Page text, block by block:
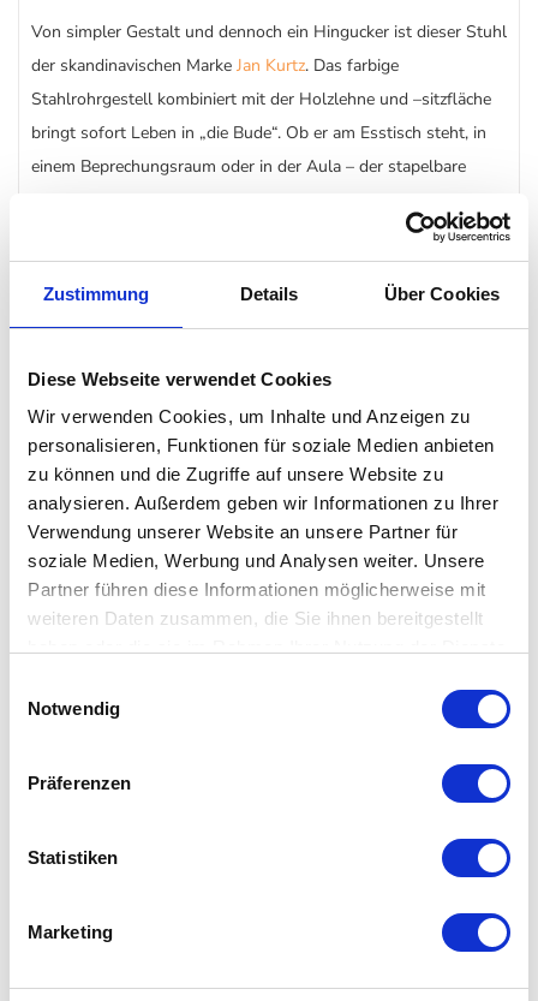
Zustimmung Details Über Cookies
Diese Webseite verwendet Cookies
Wir verwenden Cookies, um Inhalte und Anzeigen zu
personalisieren, Funktionen für soziale Medien anbieten
zu können und die Zugriffe auf unsere Website zu
analysieren. Außerdem geben wir Informationen zu Ihrer
Verwendung unserer Website an unsere Partner für
soziale Medien, Werbung und Analysen weiter. Unsere
Partner führen diese Informationen möglicherweise mit
weiteren Daten zusammen, die Sie ihnen bereitgestellt
Datenschutzerklärung
Notwendig
Präferenzen
Statistiken
Marketing
Von simpler Gestalt und dennoch ein Hingucker ist dieser Stuhl
der skandinavischen Marke Jan Kurtz. Das farbige
Stahlrohrgestell kombiniert mit der Holzlehne und –sitzfläche
bringt sofort Leben in „die Bude“. Ob er am Esstisch steht, in
einem Beprechungsraum oder in der Aula – der stapelbare
DerStuhlist in jedem Fall stabil, macht vieles mit und kann
ganz simpel gereinigt werden. Ob in kleiner Gruppe und
derselben Farbe oder in der Masse und kunterbunt gemischt –
die Farbvarianten des Stuhl machen sich in jeder Kombination
Besonderheit
modernes Design
stapelbar
Details
Material: Stahlrohr, Echtholzfurnier/Laminat
Kundenbewertungen (0)